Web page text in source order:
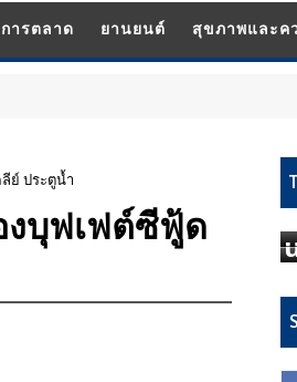
การตลาด ยานยนต์ สุขภาพและค
ย์ ประตูน้ำ
บุฟเฟต์ซีฟู้ด